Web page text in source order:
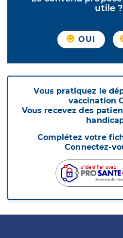
utile ?
OUI
Vous pratiquez le
vaccination
Vous recevez des
Complétez votre
Connectez-